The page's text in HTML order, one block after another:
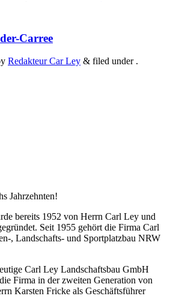
Carree
Redakteur Car Ley & filed under .
Jahrzehnten!
bereits 1952 von Herrn Carl Ley und
Seit 1955 gehört die Firma Carl
, Landschafts- und Sportplatzbau NRW
Carl Ley Landschaftsbau GmbH
Firma in der zweiten Generation von
Karsten Fricke als Geschäftsführer